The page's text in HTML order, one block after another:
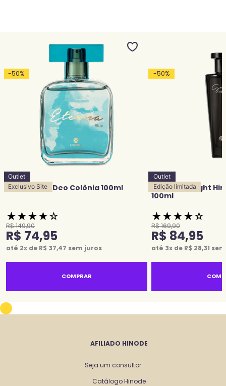
-50%
Outlet
Exclusivo Site
Eterna Blue Deo Colônia 100ml
★★★★☆
R$149,90
R$ 74,95
até 2x de R$ 37,47 sem juros
COMPRAR
-50%
Outlet
Edição limitada
Grace Midnight
100ml
★★★★☆
R$169,90
R$ 84,95
até 3x de R$ 28,31
AFILIADO HINODE
Seja um consultor
Catálogo Hinode